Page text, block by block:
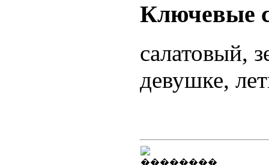
Ключевые
салатовый,
девушке,